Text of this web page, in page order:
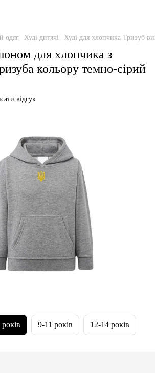
одяг Худі дитячі Худі для хлопчика Тризуб
для хлопчика з
кольору темно-сірий
відгук
9-11 років 12-14 років